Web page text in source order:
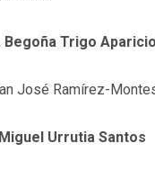
Begoña Trigo Aparicio
José Ramírez-
Miguel Urrutia Santos